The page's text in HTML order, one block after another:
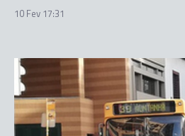
10 Fev 17:31